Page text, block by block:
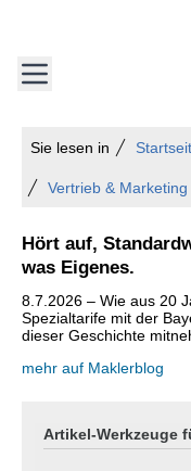
Sie lesen in
Vertrieb & Marketing
Hört auf,
was Eigenes.
8.7.2026 – Wie aus 20
Spezialtarife mit der
dieser Geschichte
mehr auf Maklerblog
Artikel-Werkzeuge